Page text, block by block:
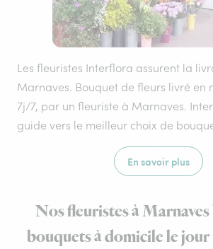
Les fleuristes Interflora assurent la
Marnaves. Bouquet de fleurs livré en
7j/7, par un fleuriste à Marnaves.
guide vers le meilleur choix de
En savoir plus
Nos fleuristes à
bouquets à domicile le